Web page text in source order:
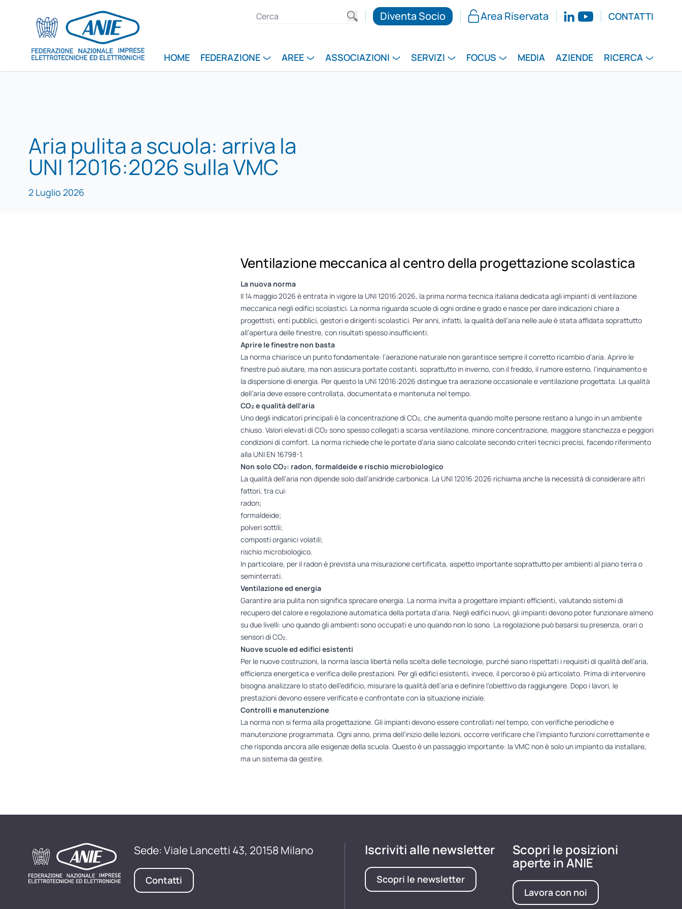
Diventa Socio Area Riservata CONTATTI
HOME FEDERAZIONE AREE ASSOCIAZIONI SERVIZI FOCUS MEDIA AZIENDE RICERCA
Aria pulita a scuola: arriva la
UNI 12016:2026 sulla VMC
2 Luglio 2026
Ventilazione meccanica al centro della progettazione scolastica
La nuova norma
Il 14 maggio 2026 è entrata in vigore la UNI 12016:2026, la prima norma tecnica italiana dedicata agli impianti di ventilazione
meccanica negli edifici scolastici. La norma riguarda scuole di ogni ordine e grado e nasce per dare indicazioni chiare a
progettisti, enti pubblici, gestori e dirigenti scolastici. Per anni, infatti, la qualità dell’aria nelle aule è stata affidata soprattutto
all’apertura delle finestre, con risultati spesso insufficienti.
Aprire le finestre non basta
La norma chiarisce un punto fondamentale: l’aerazione naturale non garantisce sempre il corretto ricambio d’aria. Aprire le
finestre può aiutare, ma non assicura portate costanti, soprattutto in inverno, con il freddo, il rumore esterno, l’inquinamento e
la dispersione di energia. Per questo la UNI 12016:2026 distingue tra aerazione occasionale e ventilazione progettata. La qualità
dell’aria deve essere controllata, documentata e mantenuta nel tempo.
CO₂ e qualità dell’aria
Uno degli indicatori principali è la concentrazione di CO₂, che aumenta quando molte persone restano a lungo in un ambiente
chiuso. Valori elevati di CO₂ sono spesso collegati a scarsa ventilazione, minore concentrazione, maggiore stanchezza e peggiori
condizioni di comfort. La norma richiede che le portate d’aria siano calcolate secondo criteri tecnici precisi, facendo riferimento
alla UNI EN 16798-1.
Non solo CO₂: radon, formaldeide e rischio microbiologico
La qualità dell’aria non dipende solo dall’anidride carbonica. La UNI 12016:2026 richiama anche la necessità di considerare altri
fattori, tra cui:
radon;
formaldeide;
polveri sottili;
composti organici volatili;
rischio microbiologico.
In particolare, per il radon è prevista una misurazione certificata, aspetto importante soprattutto per ambienti al piano terra o
seminterrati.
Ventilazione ed energia
Garantire aria pulita non significa sprecare energia. La norma invita a progettare impianti efficienti, valutando sistemi di
recupero del calore e regolazione automatica della portata d’aria. Negli edifici nuovi, gli impianti devono poter funzionare almeno
su due livelli: uno quando gli ambienti sono occupati e uno quando non lo sono. La regolazione può basarsi su presenza, orari o
sensori di CO₂.
Nuove scuole ed edifici esistenti
Per le nuove costruzioni, la norma lascia libertà nella scelta delle tecnologie, purché siano rispettati i requisiti di qualità dell’aria,
efficienza energetica e verifica delle prestazioni. Per gli edifici esistenti, invece, il percorso è più articolato. Prima di intervenire
bisogna analizzare lo stato dell’edificio, misurare la qualità dell’aria e definire l’obiettivo da raggiungere. Dopo i lavori, le
prestazioni devono essere verificate e confrontate con la situazione iniziale.
Controlli e manutenzione
La norma non si ferma alla progettazione. Gli impianti devono essere controllati nel tempo, con verifiche periodiche e
manutenzione programmata. Ogni anno, prima dell’inizio delle lezioni, occorre verificare che l’impianto funzioni correttamente e
che risponda ancora alle esigenze della scuola. Questo è un passaggio importante: la VMC non è solo un impianto da installare,
ma un sistema da gestire.
Sede: Viale Lancetti 43, 20158 Milano
Contatti
Iscriviti alle newsletter
Scopri le newsletter
Scopri le posizioni
aperte in ANIE
Lavora con noi